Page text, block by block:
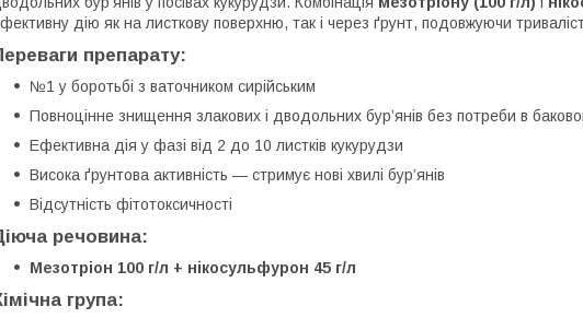
дію як на листкову поверхню, так і через ґрунт, подовжуючи
препарату:
№1 у боротьбі з ваточником сирійським
Повноцінне знищення злакових і дводольних бур’янів без потреби в
Ефективна дія у фазі від 2 до 10 листків кукурудзи
Висока ґрунтова активність — стримує нові хвилі бур’янів
Відсутність фітотоксичності
речовина:
Мезотріон 100 г/л + нікосульфурон 45 г/л
група: